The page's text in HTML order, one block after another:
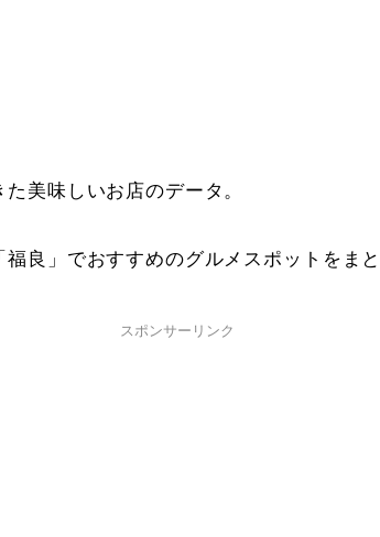
美味しいお店のデータ。
良」でおすすめのグルメスポットをまと
スポンサーリンク